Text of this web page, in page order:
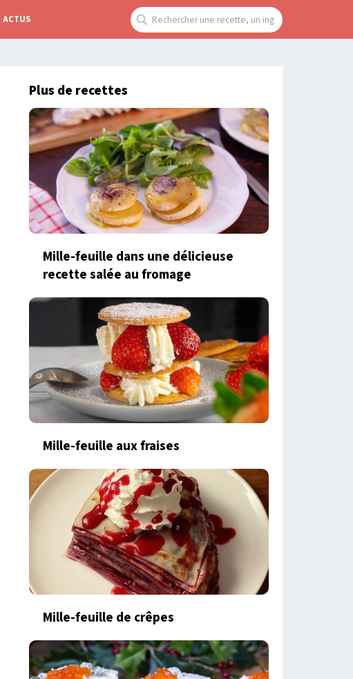
ACTUS
Plus de recettes
Mille-feuille dans une délicieuse
recette salée au fromage
Mille-feuille aux fraises
Mille-feuille de crêpes